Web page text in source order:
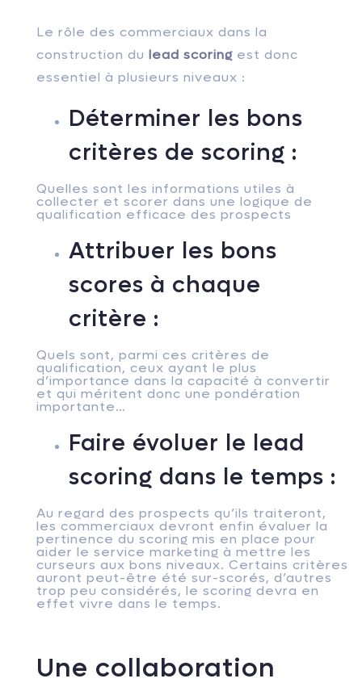
Le rôle des commerciaux dans la
construction du lead scoring est donc
essentiel à plusieurs niveaux :
Déterminer les bons
critères de scoring :
Quelles sont les informations utiles à
collecter et scorer dans une logique de
qualification efficace des prospects
Attribuer les bons
scores à chaque
critère :
Quels sont, parmi ces critères de
qualification, ceux ayant le plus
d’importance dans la capacité à convertir
et qui méritent donc une pondération
importante…
Faire évoluer le lead
scoring dans le temps :
Au regard des prospects qu’ils traiteront,
les commerciaux devront enfin évaluer la
pertinence du scoring mis en place pour
aider le service marketing à mettre les
curseurs aux bons niveaux. Certains critères
auront peut-être été sur-scorés, d’autres
trop peu considérés, le scoring devra en
effet vivre dans le temps.
Une collaboration